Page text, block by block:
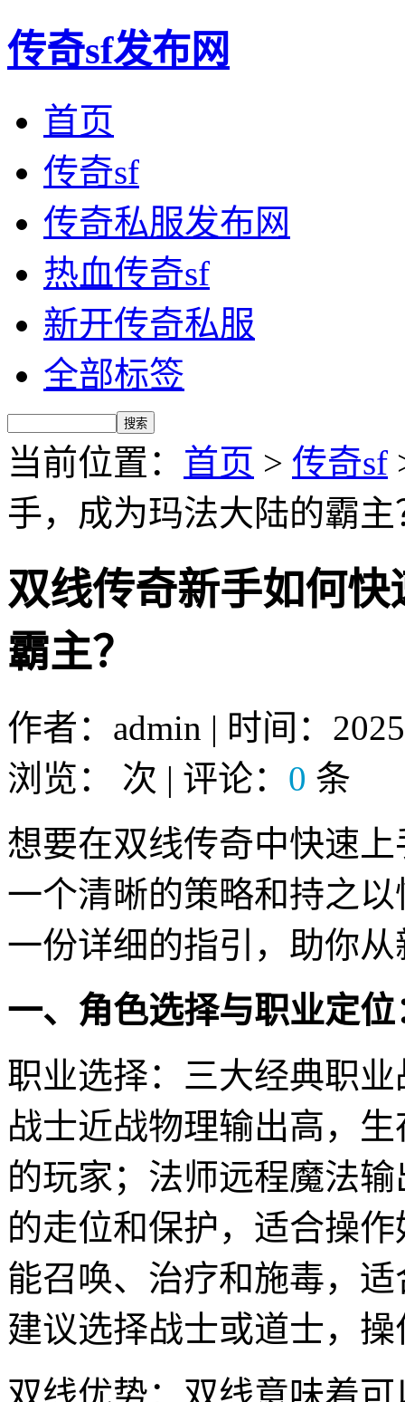
传奇sf发布网
首页
传奇sf
传奇私服发布网
热血传奇sf
新开传奇私服
全部标签
当前位置： 首页 > 传奇sf
手，成为玛法大陆的霸主
双线传奇新手如何
霸主？
作者：admin | 时间：
浏览：
次 | 评论： 0 条
想要在双线传奇中快速
一个清晰的策略和持之
一份详细的指引，助你
一、角色选择与职业定位
职业选择：三大经典职
战士近战物理输出高，
的玩家；法师远程魔法
的走位和保护，适合操
能召唤、治疗和施毒，
建议选择战士或道士，
双线优势：双线意味着